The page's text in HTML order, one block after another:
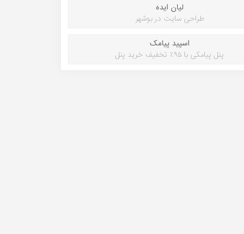
لیان ایده
طراحی سایت در بوشهر
اسپید پیامک
پنل پیامکی با ۹۵٪ تخفیف خرید پنل